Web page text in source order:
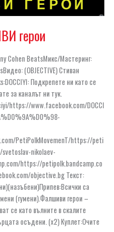
герои
Cohen BeatsМикс/Мастеринг:
(OBJECTIVE) Стиван
Подкрепете ни като се
за каналът ни тук.
https://www.facebook.com/DOCCI
PetiPolkMovemenT/https://peti
nikolaev-
https://petipolk.bandcamp.co
objective.bg Текст:
са
(гумени).Фалшиви герои –
се като вълните в скалите
осъдени. (х2) Куплет:Очите